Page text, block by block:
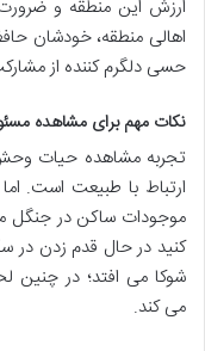
ارزش این منطقه و
اهالی منطقه، خودشان
حسی دلگرم کننده از
نکات مهم برای مشاهده
تجربه مشاهده حیات
ارتباط با طبیعت است.
موجودات ساکن در جنگل
کنید در حال قدم زدن
شوکا می افتد؛ در چنین
می کند.